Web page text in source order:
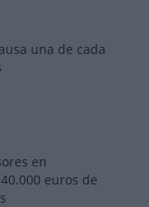
una de cada
en
euros de